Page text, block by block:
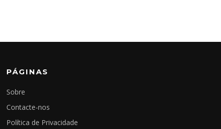
PÁGINAS
Sobre
Contacte-nos
Política de Privacidade